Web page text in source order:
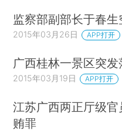
监察部副部长于春
2015年03月26日 APP打开
广西桂林一景区突
2015年03月19日 APP打开
江苏广西两正厅级
贿罪